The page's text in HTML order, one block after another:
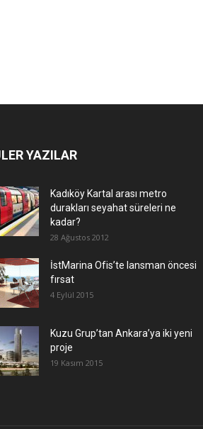
YAZILAR
Kadıköy Kartal arası metro
durakları seyahat süreleri ne
kadar?
28 Ağustos 2012
İstMarina Ofis’te lansman öncesi
fırsat
4 Eylül 2015
​Kuzu Grup’tan Ankara’ya iki yeni
proje
19 Kasım 2015